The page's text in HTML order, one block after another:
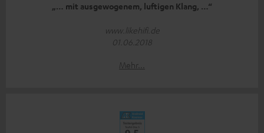
„… mit ausgewogenem, luftigen Klang, …“
www.likehifi.de
01.06.2018
Mehr...